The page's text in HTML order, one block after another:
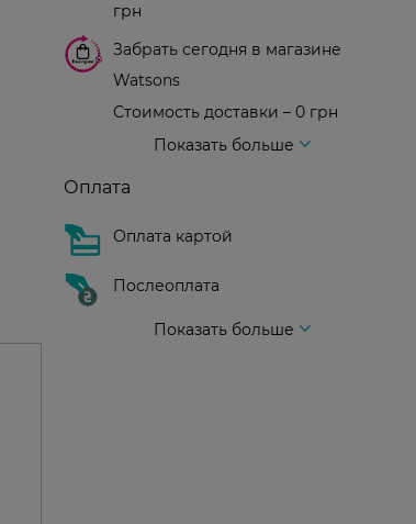
грн
Забрать сегодня в магазине
Watsons
Стоимость доставки – 0 грн
Показать больше
Оплата
Оплата картой
Послеоплата
Показать больше